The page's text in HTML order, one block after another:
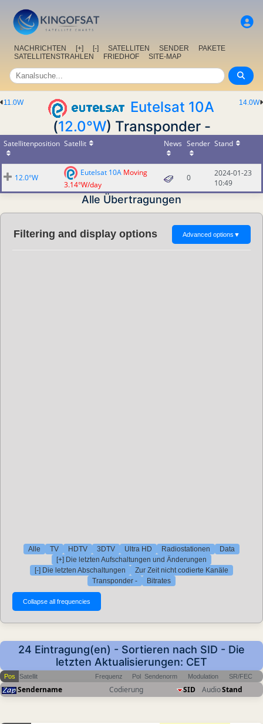
NACHRICHTEN [+] [-] SATELLITEN SENDER
PAKETE
SATELLITENSTRAHLEN
FRIEDHOF SITE-MAP
14.0W
11.0W
Eutelsat 10A
(12.0°W) Transponder -
Satellitenposition Satellit News Sender Stand
12.0°W
Eutelsat 10A Moving
3.14°W/day
0
2024-01-23
10:49
Alle Übertragungen
Filtering and display options Advanced options ▼
Alle TV HDTV 3DTV Ultra HD Radiostationen
Data
[+] Die letzten Aufschaltungen und Änderungen
[-] Die letzten Abschaltungen
Zur Zeit nicht codierte Kanäle
Transponder -
Bitrates
24 Eintragung(en) - Sortieren nach SID - Die
letzten Aktualisierungen: CET
Pos Satellit Frequenz Pol Sendenorm Modulation SR/FEC
Sendername Codierung SID AudioStand